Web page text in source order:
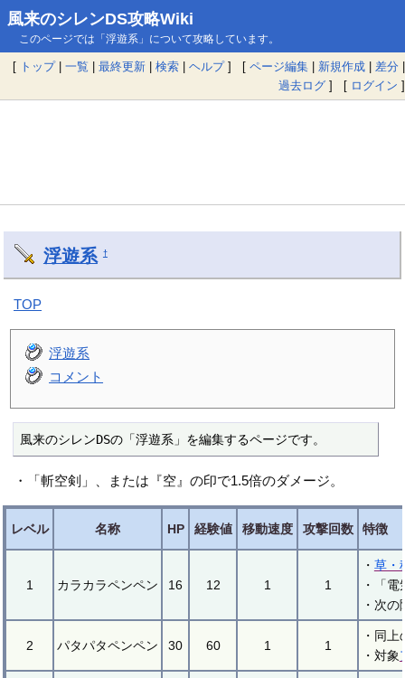
風来のシレンDS攻略Wiki
このページでは「浮遊系」について攻略しています。
[ トップ| 一覧 | 最終更新 | 検索 | ヘルプ] [ ページ編集 | 新規作成 | 差分 |
過去ログ ] [ ログイン ]
浮遊系 †
TOP
浮遊系
コメント
風来のシレンDSの「浮遊系」を編集するページです。
・「斬空剣」、または『空』の印で1.5倍のダメージ。
レベル 名称 HP 経験値 移動速度 攻撃回数 特徴
1 カラカラペンペン 16 12 1 1
・ 草・
・「
・次
2 パタパタペンペン 30 60 1 1
・同
・対象